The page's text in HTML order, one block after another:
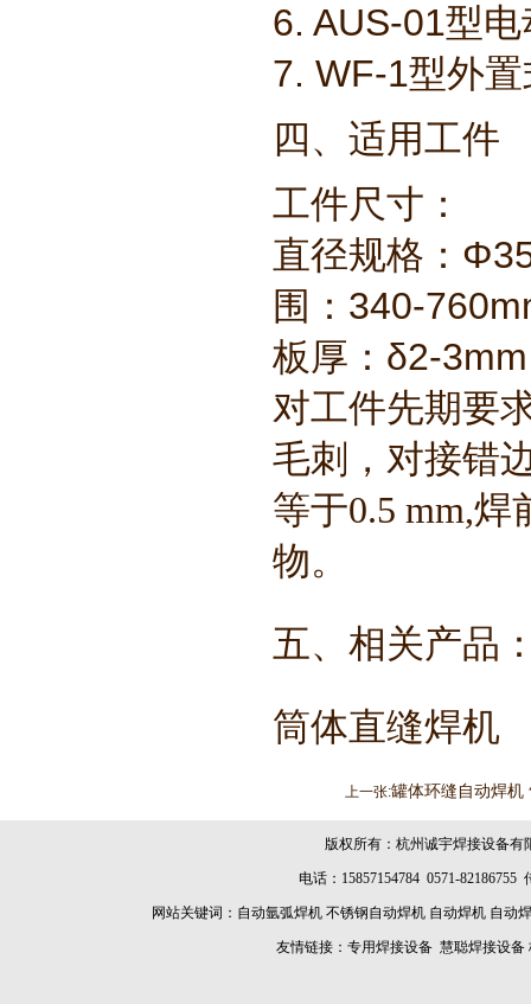
6. AUS-01
7. WF-1型
四、适用工件
工件尺寸：
直径规格：
围：340-
板厚：δ2-
对工件先期要
毛刺，对接错
等于0.5 mm,
物。
五、相关产品
筒体直缝焊机
上一张:罐体环缝自动焊机
版权所有：杭州诚宇焊接设备
电话：15857154784 0571-
网站关键词： 自动氩弧焊机 不锈钢自动焊机 自动焊机 自动
友情链接：专用焊接设备 慧聪焊接设备